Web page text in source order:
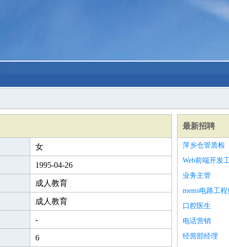
女
1995-04-26
成人教育
成人教育
-
6
最新招聘
萍乡仓管质检
Web前端开发
业务主管
mems电路工程
口腔医生
电话营销
经营部经理